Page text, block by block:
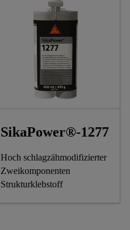
SikaPower®-1277
Hoch schlagzähmodifizierter
Zweikomponenten
Strukturklebstoff